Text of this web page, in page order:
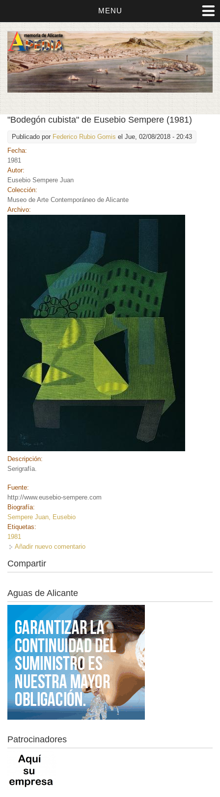
MENU
"Bodegón cubista" de Eusebio Sempere (1981)
Publicado por Federico Rubio Gomis el Jue, 02/08/2018 - 20:43
Fecha:
1981
Autor:
Eusebio Sempere Juan
Colección:
Museo de Arte Contemporáneo de Alicante
Archivo:
Descripción:
Serigrafía
Fuente:
http://www.eusebio-sempere.com
Biografía:
Sempere Juan, Eusebio
Etiquetas:
1981
Añadir nuevo comentario
Compartir
Aguas de Alicante
Patrocinadores